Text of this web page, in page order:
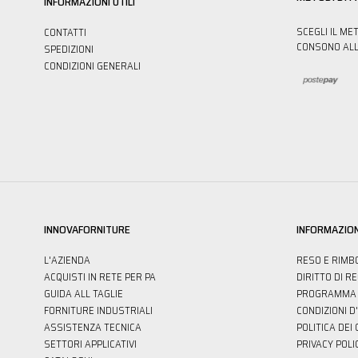
CONTATTI
SPEDIZIONI
CONDIZIONI GENERALI
SCEGLI IL
CONSONO
INNOVAFORNITURE
L'AZIENDA
ACQUISTI IN RETE PER PA
GUIDA ALL TAGLIE
FORNITURE INDUSTRIALI
ASSISTENZA TECNICA
SETTORI APPLICATIVI
RESO E
DIRITTO DI
CONDIZIONI
POLITICA DEI
PRIVACY